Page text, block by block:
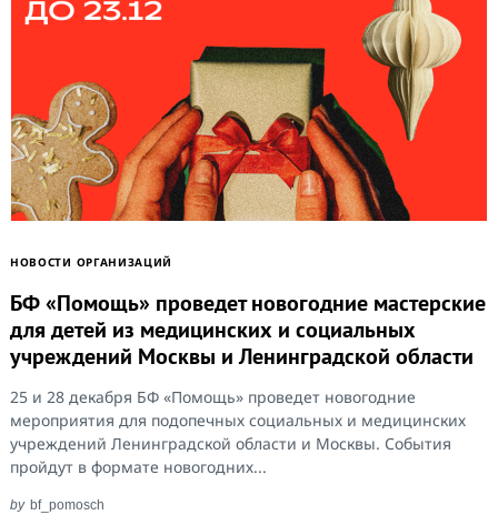
НОВОСТИ ОРГАНИЗАЦИЙ
БФ «Помощь» проведет новогодние мастерские
для детей из медицинских и социальных
учреждений Москвы и Ленинградской области
25 и 28 декабря БФ «Помощь» проведет новогодние
мероприятия для подопечных социальных и медицинских
учреждений Ленинградской области и Москвы. События
пройдут в формате новогодних...
by bf_pomosch